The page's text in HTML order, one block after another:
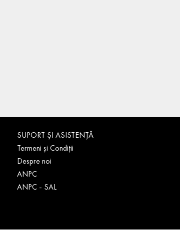
SUPORT ȘI ASISTENȚĂ
Termeni și Condiții
Despre noi
ANPC
ANPC - SAL